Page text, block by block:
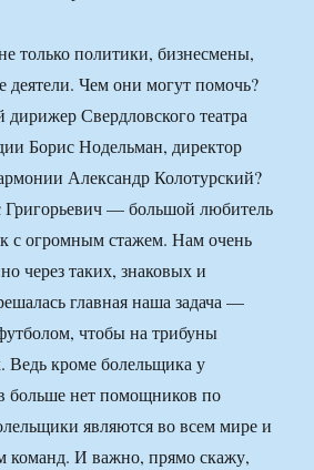
только политики, бизнесмены,
деятели. Чем они могут помочь?
Свердловского театра
Борис Нодельман, директор
Александр Колотурский?
— большой любитель
с огромным стажем. Нам очень
через таких, знаковых и
главная наша задача —
чтобы на трибуны
кроме болельщика у
больше нет помощников по
являются во всем мире и
команд. И важно, прямо скажу,